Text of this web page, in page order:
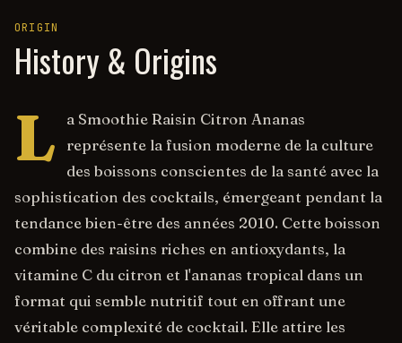
ORIGIN
History & Origins
L
a Smoothie Raisin Citron Ananas
représente la fusion moderne de la culture
des boissons conscientes de la santé avec la
sophistication des cocktails, émergeant pendant la
tendance bien-être des années 2010. Cette boisson
combine des raisins riches en antioxydants, la
vitamine C du citron et l'ananas tropical dans un
format qui semble nutritif tout en offrant une
véritable complexité de cocktail. Elle attire les